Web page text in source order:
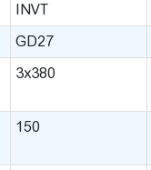
INVT
GD27
3x380
150